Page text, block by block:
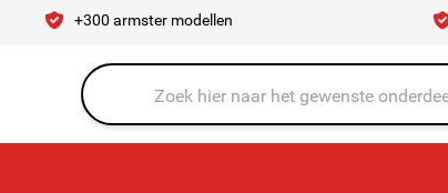
+300 armster modellen
Waar ben je naar op zoek?